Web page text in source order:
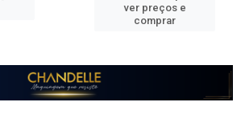
ver preços e
comprar